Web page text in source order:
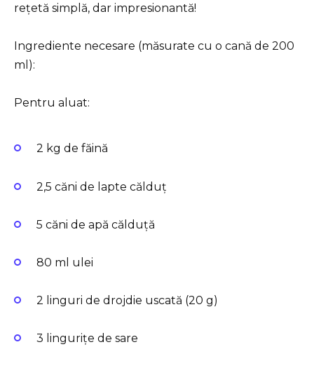
rețetă simplă, dar impresionantă!
Ingrediente necesare (măsurate cu o cană de 200
ml):
Pentru aluat:
2 kg de făină
2,5 căni de lapte călduț
5 căni de apă călduță
80 ml ulei
2 linguri de drojdie uscată (20 g)
3 lingurițe de sare